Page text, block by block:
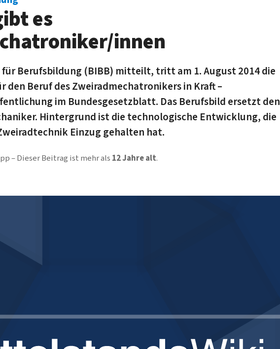
es
innen
Berufsbildung (BIBB) mitteilt, tritt am 1. August 2014 die
den Beruf des Zweiradmechatronikers in Kraft –
im Bundesgesetzblatt. Das Berufsbild ersetzt den
Hintergrund ist die technologische Entwicklung, die
Einzug gehalten hat.
Dieser Beitrag ist mehr als 12 Jahre alt.